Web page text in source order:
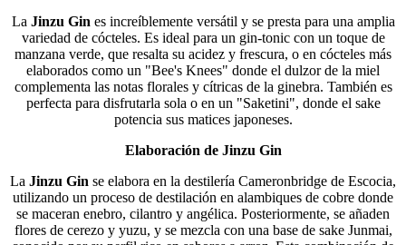
La Jinzu Gin es increíblemente versátil y se presta para una amplia
variedad de cócteles. Es ideal para un gin-tonic con un toque de
manzana verde, que resalta su acidez y frescura, o en cócteles más
elaborados como un "Bee's Knees" donde el dulzor de la miel
complementa las notas florales y cítricas de la ginebra. También es
perfecta para disfrutarla sola o en un "Saketini", donde el sake
potencia sus matices japoneses.
Elaboración de Jinzu Gin
La Jinzu Gin se elabora en la destilería Cameronbridge de Escocia,
utilizando un proceso de destilación en alambiques de cobre donde
se maceran enebro, cilantro y angélica. Posteriormente, se añaden
flores de cerezo y yuzu, y se mezcla con una base de sake Junmai,